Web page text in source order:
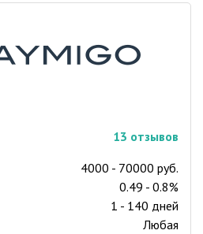
13 отзывов
4000 - 70000 руб.
0.49 - 0.8%
1 - 140 дней
Любая